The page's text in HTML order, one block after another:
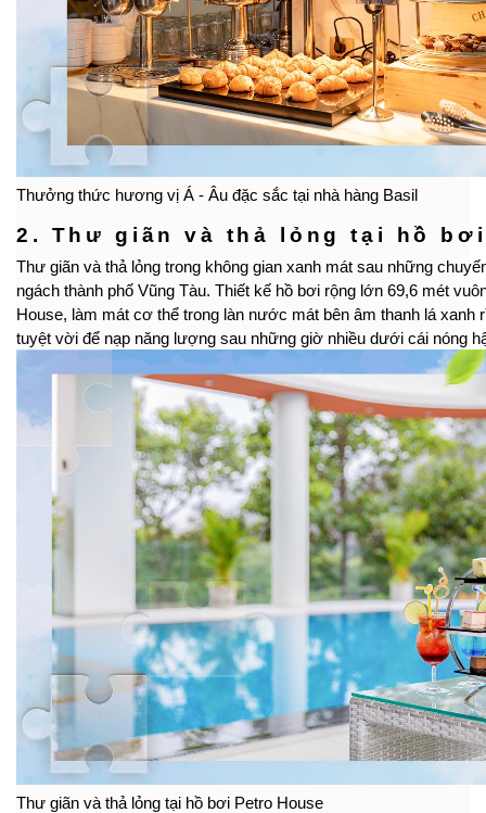
Thưởng thức hương vị Á - Âu đặc sắc tại nhà hàng Basil
2. Thư giãn và thả lỏng tại hồ
Thư giãn và thả lỏng trong không gian xanh mát sau những
ngách thành phố Vũng Tàu. Thiết kế hồ bơi rộng lớn 69,6 mét
House, làm mát cơ thể trong làn nước mát bên âm thanh lá xanh
tuyệt vời để nạp năng lượng sau những giờ nhiều dưới cái nóng
Thư giãn và thả lỏng tại hồ bơi Petro House